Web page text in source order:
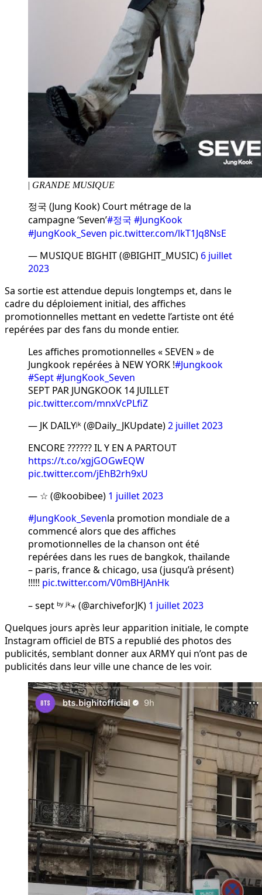
GRANDE MUSIQUE
정국 (Jung Kook) Court métrage de la
campagne ‘Seven’#정국 #JungKook
#JungKook_Seven pic.twitter.com/lkT1Jq8NsE
— MUSIQUE BIGHIT (@BIGHIT_MUSIC) 6 juillet
2023
Sa sortie est attendue depuis longtemps et, dans le
cadre du déploiement initial, des affiches
promotionnelles mettant en vedette l’artiste ont été
repérées par des fans du monde entier.
Les affiches promotionnelles « SEVEN » de
Jungkook repérées à NEW YORK !#Jungkook
#Sept#JungKook_Seven
SEPT PAR JUNGKOOK 14 JUILLET
pic.twitter.com/mnxVcPLfiZ
— JK DAILYʲᵏ (@Daily_JKUpdate)2 juillet 2023
ENCORE ?????? IL Y EN A PARTOUT
https://t.co/xgjGOGwEQW
pic.twitter.com/jEhB2rh9xU
— ☆ (@koobibee) 1 juillet 2023
#JungKook_Sevenla promotion mondiale de a
commencé alors que des affiches
promotionnelles de la chanson ont été
repérées dans les rues de bangkok, thaïlande
– paris, france & chicago, usa (jusqu’à présent)
!!!!! pic.twitter.com/V0mBHJAnHk
– sept ᵇʸ ʲᵏ⋆ (@archiveforJK) 1 juillet 2023
Quelques jours après leur apparition initiale, le compte
Instagram officiel de BTS a republié des photos des
publicités, semblant donner aux ARMY qui n’ont pas de
publicités dans leur ville une chance de les voir.